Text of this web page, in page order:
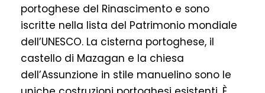
portoghese del Rinascimento e sono
iscritte nella lista del Patrimonio mondiale
dell’UNESCO. La cisterna portoghese, il
castello di Mazagan e la chiesa
dell’Assunzione in stile manuelino sono le